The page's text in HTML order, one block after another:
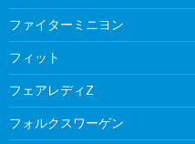
ファイターミニヨン
フィット
フェアレディZ
フォルクスワーゲン